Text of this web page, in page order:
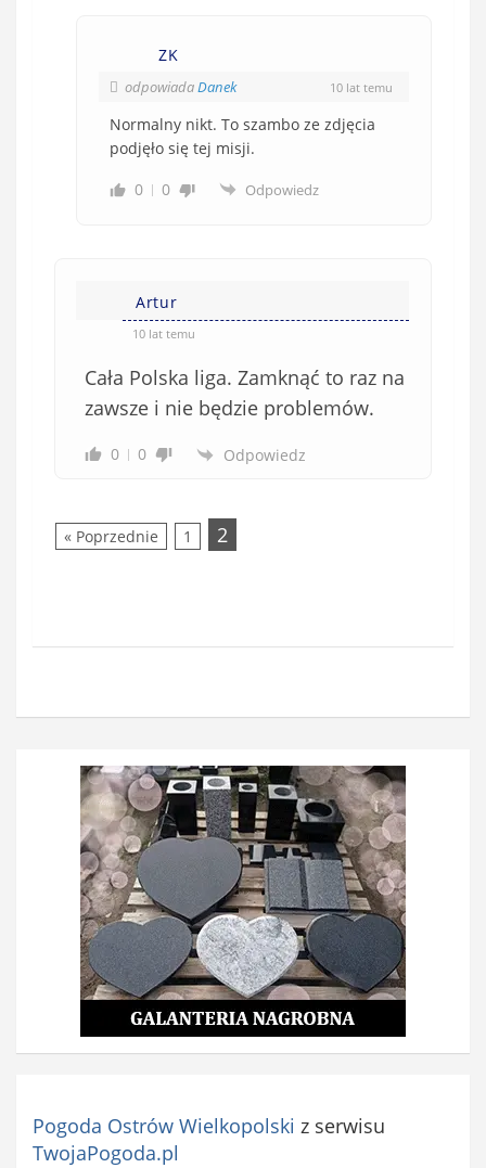
ZK
odpowiadaDanek 10 lat temu
Normalny nikt. To szambo ze zdjęcia
podjęło się tej misji.
0
0 Odpowiedz
Artur
10 lat temu
Cała Polska liga. Zamknąć to raz na
zawsze i nie będzie problemów.
0 0 Odpowiedz
« Poprzednie 1 2
Pogoda Ostrów Wielkopolski z serwisu
TwojaPogoda.pl